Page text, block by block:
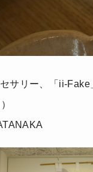
サリー、「ii-